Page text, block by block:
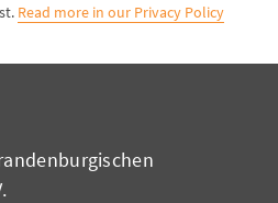
Read more in our Privacy Policy